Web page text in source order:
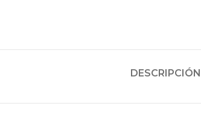
DESCRIPCIÓN